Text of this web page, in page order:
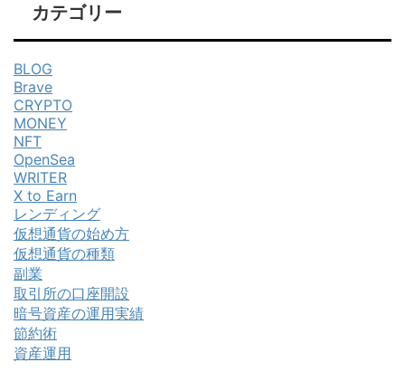
カテゴリー
BLOG
Brave
CRYPTO
MONEY
NFT
OpenSea
WRITER
X to Earn
レンディング
仮想通貨の始め方
仮想通貨の種類
副業
取引所の口座開設
暗号資産の運用実績
節約術
資産運用